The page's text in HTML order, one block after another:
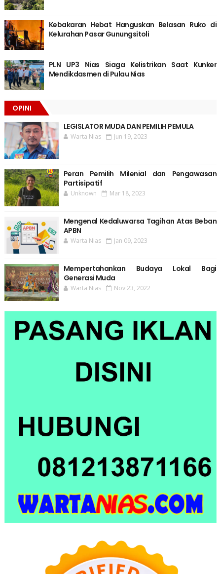
Kebakaran Hebat Hanguskan Belasan Ruko di
Kelurahan Pasar Gunungsitoli
PLN UP3 Nias Siaga Kelistrikan Saat Kunker
Mendikdasmen di Pulau Nias
OPINI
LEGISLATOR MUDA DAN PEMILIH PEMULA
Warta Nias Jun 19, 2023
Peran Pemilih Milenial dan Pengawasan
Partisipatif
Unknown Mar 18, 2023
Mengenal Kedaluwarsa Tagihan Atas Beban
APBN
Warta Nias Jan 09, 2023
Mempertahankan Budaya Lokal Bagi
Generasi Muda
Warta Nias Nov 23, 2022